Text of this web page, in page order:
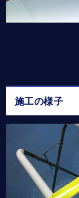
施工の様子